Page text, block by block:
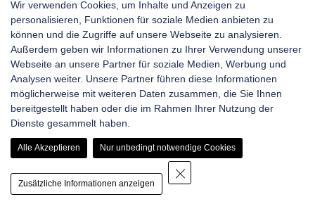
Impressum Netiquette
Datenschutz
Haftungsausschluss
Newsletter-Anmeldung
Wir verwenden Cookies, um Inhalte und Anzeigen zu
personalisieren, Funktionen für soziale Medien anbieten zu
können und die Zugriffe auf unsere Webseite zu analysieren.
Außerdem geben wir Informationen zu Ihrer Verwendung unserer
Webseite an unsere Partner für soziale Medien, Werbung und
Analysen weiter. Unsere Partner führen diese Informationen
möglicherweise mit weiteren Daten zusammen, die Sie Ihnen
bereitgestellt haben oder die im Rahmen Ihrer Nutzung der
Dienste gesammelt haben.
Alle Akzeptieren Nur unbedingt notwendige Cookies
Zusätzliche Informationen anzeigen